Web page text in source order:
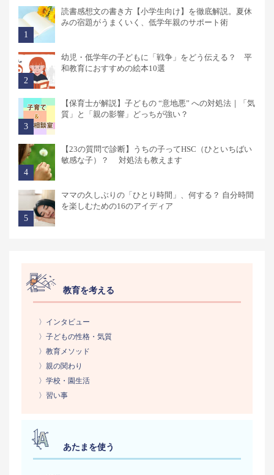
読書感想文の書き方【小学生向け】を徹底解説。夏休
みの宿題がうまくいく、低学年親のサポート術
幼児・低学年の子どもに「戦争」をどう伝える？ 平
和教育におすすめの絵本10選
【保育士が解説】子どもの “意地悪” への対処法｜「気
質」と「親の影響」どっちが強い？
【23の質問で診断】うちの子ってHSC（ひといちばい
敏感な子）？ 対処法も教えます
ママの久しぶりの「ひとり時間」、何する？ 自分時間
を楽しむための16のアイディア
教育を考える
〉インタビュー
〉子どもの性格・気質
〉教育メソッド
〉親の関わり
〉学校・園生活
〉習い事
あたまを使う